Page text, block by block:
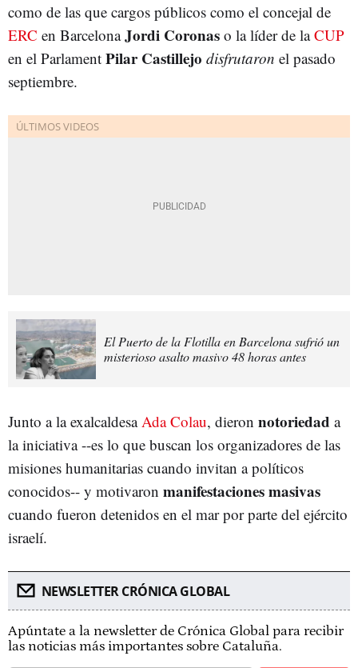
como de las que cargos públicos como el concejal de
ERC en BarcelonaJordi Coronas o la líder de laCUP
en el Parlament Pilar Castillejo disfrutaron el pasado
septiembre.
El Puerto de la Flotilla en Barcelona sufrió un
misterioso asalto masivo 48 horas antes
Junto a la exalcaldesa Ada Colau, dieron notoriedad a
la iniciativa --es lo que buscan los organizadores de las
misiones humanitarias cuando invitan a políticos
conocidos-- y motivaron manifestaciones masivas
cuando fueron detenidos en el mar por parte del ejército
israelí.
NEWSLETTER CRÓNICA GLOBAL
Apúntate a la newsletter de Crónica Global para recibir
las noticias más importantes sobre Cataluña.